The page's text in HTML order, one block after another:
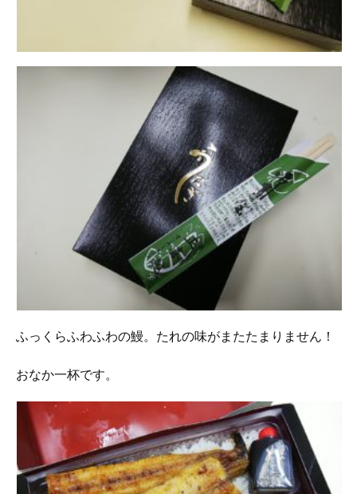
ふっくらふわふわの鰻。たれの味がまたたまりません！
おなか一杯です。